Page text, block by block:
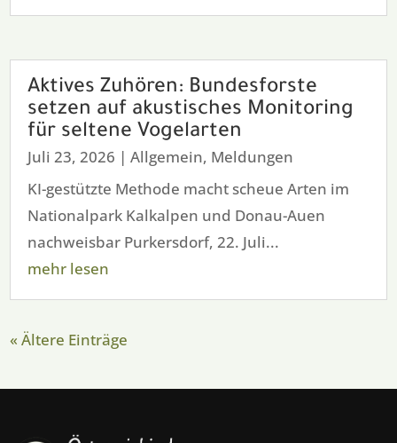
Aktives Zuhören: Bundesforste
setzen auf akustisches Monitoring
für seltene Vogelarten
Juli 23, 2026 |Allgemein, Meldungen
KI-gestützte Methode macht scheue Arten im
Nationalpark Kalkalpen und Donau-Auen
nachweisbar Purkersdorf, 22. Juli...
mehr lesen
« Ältere Einträge